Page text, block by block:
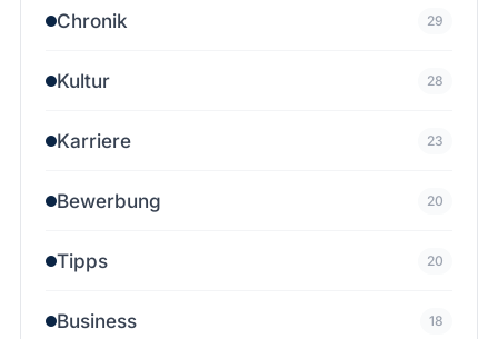
Chronik 29
Kultur 28
Karriere 23
Bewerbung 20
Tipps 20
Business 18